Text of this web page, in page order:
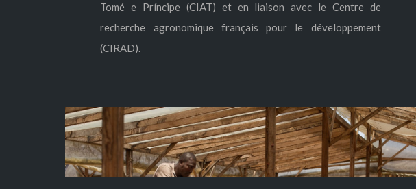
Tomé e Príncipe (CIAT) et en liaison avec le Centre de
recherche agronomique français pour le développement
(CIRAD).